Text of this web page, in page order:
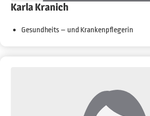
Karla Kranich
Gesundheits – und Krankenpflegerin